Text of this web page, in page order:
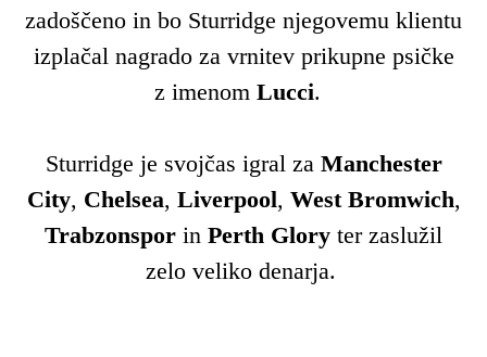
zadoščeno in bo Sturridge njegovemu klientu
izplačal nagrado za vrnitev prikupne psičke
z imenom Lucci.
Sturridge je svojčas igral za Manchester
City, Chelsea, Liverpool, West Bromwich,
Trabzonspor in Perth Glory ter zaslužil
zelo veliko denarja.